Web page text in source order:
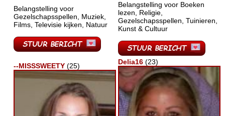
Belangstelling voor
Gezelschapsspellen, Muziek,
Films, Televisie kijken, Natuur
Belangstelling voor Boeken
lezen, Religie,
Gezelschapsspellen, Tuinieren,
Kunst & Cultuur
--MISSSWEETY (25) Delia16 (23)